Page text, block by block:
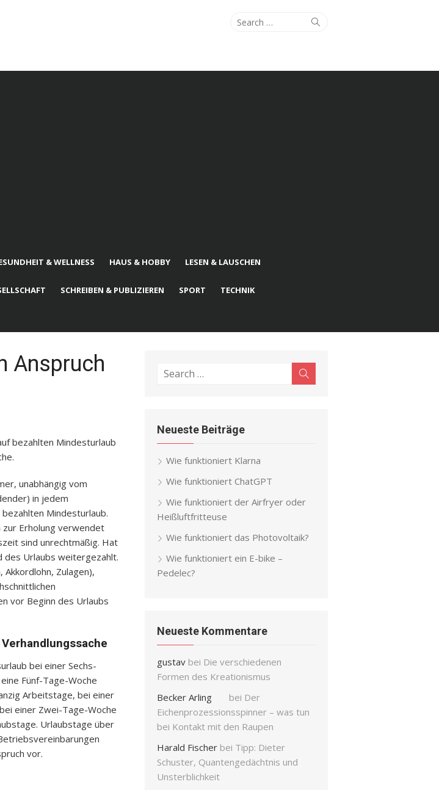
Search
Search
& WELLNESS HAUS & HOBBY LESEN & LAUSCHEN
SCHREIBEN & PUBLIZIEREN SPORT TECHNIK
Anspruch
bezahlten Mindesturlaub
unabhängig vom
in jedem
Mindesturlaub.
zur Erholung verwendet
sind unrechtmäßig. Hat
Urlaubs weitergezahlt.
Zulagen),
vor Beginn des Urlaubs
bei einer Sechs-
Fünf-Tage-Woche
Arbeitstage, bei einer
einer Zwei-Tage-Woche
Urlaubstage über
vor.
Search
Neueste Beiträge
Wie funktioniert Klarna
Wie funktioniert ChatGPT
Wie funktioniert der Airfryer oder
Heißluftfritteuse
Wie funktioniert das Photovoltaik?
Wie funktioniert ein E-bike –
Pedelec?
Neueste Kommentare
gustav bei Die verschiedenen
Formen des Kreationismus
Becker Arling
bei Der
Eichenprozessionsspinner – was tun
bei Kontakt mit den Raupen
Harald Fischer bei Tipp: Dieter
Schuster, Quantengedächtnis und
Unsterblichkeit